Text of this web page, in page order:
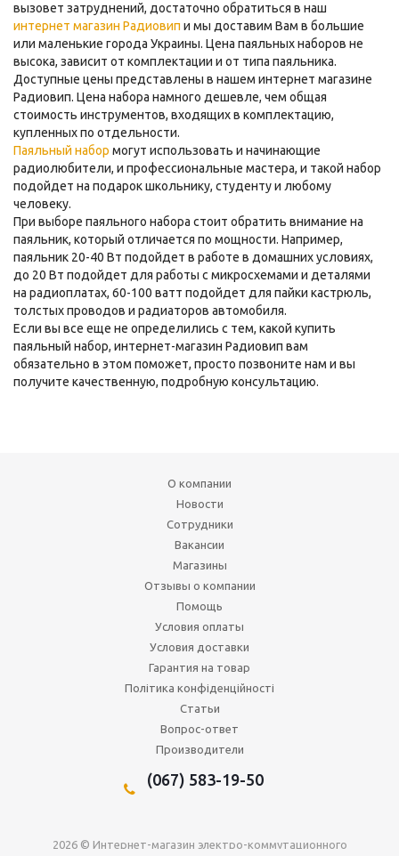
вызовет затруднений, достаточно обратиться в наш
интернет магазин Радиовип и мы доставим Вам в большие
или маленькие города Украины. Цена паяльных наборов не
высока, зависит от комплектации и от типа паяльника.
Доступные цены представлены в нашем интернет магазине
Радиовип. Цена набора намного дешевле, чем общая
стоимость инструментов, входящих в комплектацию,
купленных по отдельности.
Паяльный набор могут использовать и начинающие
радиолюбители, и профессиональные мастера, и такой набор
подойдет на подарок школьнику, студенту и любому
человеку.
При выборе паяльного набора стоит обратить внимание на
паяльник, который отличается по мощности. Например,
паяльник 20-40 Вт подойдет в работе в домашних условиях,
до 20 Вт подойдет для работы с микросхемами и деталями
на радиоплатах, 60-100 ватт подойдет для пайки кастрюль,
толстых проводов и радиаторов автомобиля.
Если вы все еще не определились с тем, какой купить
паяльный набор, интернет-магазин Радиовип вам
обязательно в этом поможет, просто позвоните нам и вы
получите качественную, подробную консультацию.
О компании
Новости
Сотрудники
Вакансии
Магазины
Отзывы о компании
Помощь
Условия оплаты
Условия доставки
Гарантия на товар
Політика конфіденційності
Статьи
Вопрос-ответ
Производители
(067) 583-19-50
2026 © Интернет-магазин электро-коммутационного